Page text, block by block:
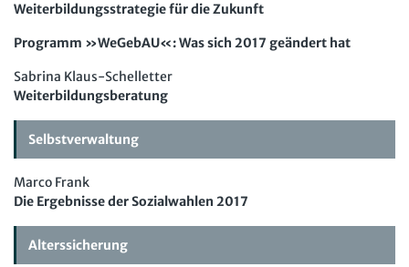
Digitales Arbeits- und Sozialrecht
Soziale Sicherheit
Fachmodule
Betriebsratswissen online
Beschäftigtendatenschutz online
Personalratswissen online
Schwerbehindertenrecht online
Software
Newsletter
Bund SHOP
Abo
Weiterbildungsstrategie für die Zukunft
Programm »WeGebAU«: Was sich 2017 geändert hat
Sabrina Klaus-Schelletter
Weiterbildungsberatung
Selbstverwaltung
Marco Frank
Die Ergebnisse der Sozialwahlen 2017
Alterssicherung